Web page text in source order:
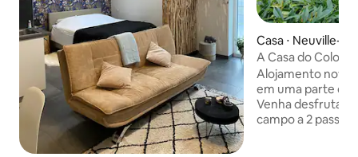
Casa ⋅ Neuville-
A Casa do
Alojamento novo
em uma parte de
Venha desfrutar
campo a 2